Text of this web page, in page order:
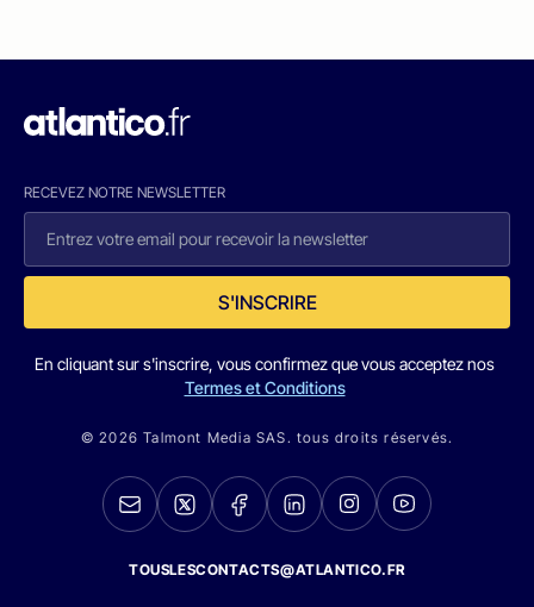
RECEVEZ NOTRE NEWSLETTER
S'INSCRIRE
En cliquant sur s'inscrire, vous confirmez que vous acceptez nos
Termes et Conditions
© 2026 Talmont Media SAS. tous droits réservés.
TOUSLESCONTACTS@ATLANTICO.FR